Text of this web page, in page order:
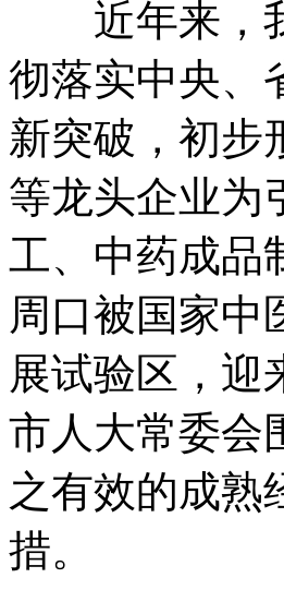
近年来 ，
彻落实中央、
新突破 ， 初步
等龙头企业为
工、中药成品
周口被国家中
展试验区 ， 迎
市人大常委会
之有效的成熟
措。